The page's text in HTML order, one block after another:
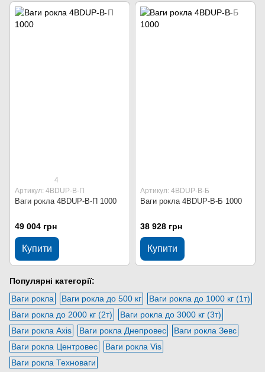
4
Артикул: 4BDUP-В-П
Ваги рокла 4BDUP-В-П 1000
49 004 грн
Купити
Артикул: 4BDUP-В-Б
Ваги рокла 4BDUP-В-Б 1000
38 928 грн
Купити
Популярні категорії:
Ваги рокла
Ваги рокла до 500 кг
Ваги рокла до 1000 кг (1т)
Ваги рокла до 2000 кг (2т)
Ваги рокла до 3000 кг (3т)
Ваги рокла Axis
Ваги рокла Днепровес
Ваги рокла Зевс
Ваги рокла Центровес
Ваги рокла Vis
Ваги рокла Техноваги